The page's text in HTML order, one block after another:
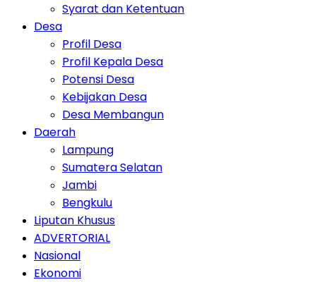
Syarat dan Ketentuan
Desa
Profil Desa
Profil Kepala Desa
Potensi Desa
Kebijakan Desa
Desa Membangun
Daerah
Lampung
Sumatera Selatan
Jambi
Bengkulu
Liputan Khusus
ADVERTORIAL
Nasional
Ekonomi